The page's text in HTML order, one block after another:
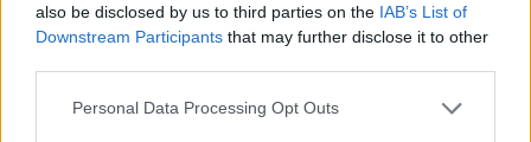
also be disclosed by us to third parties on the IAB’s List of
Downstream Participants that may further disclose it to other
Personal Data Processing Opt Outs
Belgische Ales
st. erhard®saison
St. ERHARD®
85% (4)